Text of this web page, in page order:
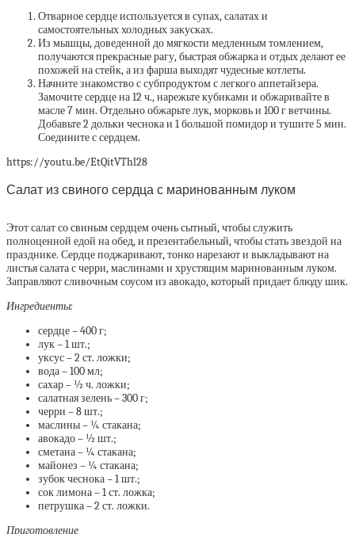
Отварное сердце используется в супах, салатах и
самостоятельных холодных закусках.
Из мышцы, доведенной до мягкости медленным томлением,
получаются прекрасные рагу, быстрая обжарка и отдых делают ее
похожей на стейк, а из фарша выходят чудесные котлеты.
Начните знакомство с субпродуктом с легкого аппетайзера.
Замочите сердце на 12 ч., нарежьте кубиками и обжаривайте в
масле 7 мин. Отдельно обжарьте лук, морковь и 100 г ветчины.
Добавьте 2 дольки чеснока и 1 большой помидор и тушите 5 мин.
Соедините с сердцем.
https://youtu.be/EtQitVThl28
Салат из свиного сердца с маринованным луком
Этот салат со свиным сердцем очень сытный, чтобы служить
полноценной едой на обед, и презентабельный, чтобы стать звездой на
празднике. Сердце поджаривают, тонко нарезают и выкладывают на
листья салата с черри, маслинами и хрустящим маринованным луком.
Заправляют сливочным соусом из авокадо, который придает блюду шик.
Ингредиенты:
сердце – 400 г;
лук – 1 шт.;
уксус – 2 ст. ложки;
вода – 100 мл;
сахар – ½ ч. ложки;
салатная зелень – 300 г;
черри – 8 шт.;
маслины – ¼ стакана;
авокадо – ½ шт.;
сметана – ¼ стакана;
майонез – ¼ стакана;
зубок чеснока – 1 шт.;
сок лимона – 1 ст. ложка;
петрушка – 2 ст. ложки.
Приготовление